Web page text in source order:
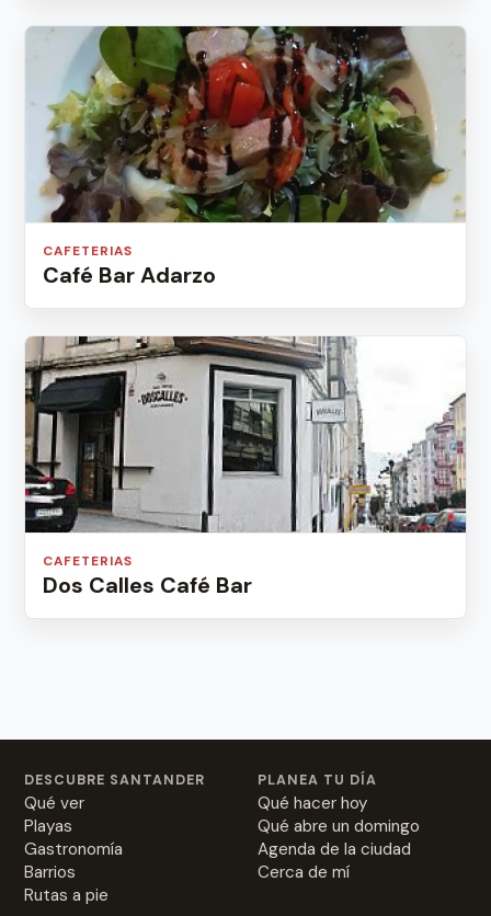
CAFETERIAS
Café Bar Adarzo
CAFETERIAS
Dos Calles Café Bar
DESCUBRE SANTANDER
Qué ver
Playas
Gastronomía
Barrios
Rutas a pie
PLANEA TU DÍA
Qué hacer hoy
Qué abre un domingo
Agenda de la ciudad
Cerca de mí